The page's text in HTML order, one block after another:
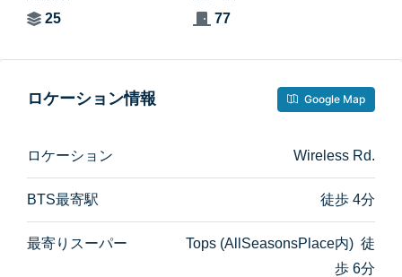
25
77
ロケーション情報 Google Map
ロケーション Wireless Rd.
BTS最寄駅 徒歩 4分
最寄りスーパー
Tops (AllSeasonsPlace内) 徒
歩 6分